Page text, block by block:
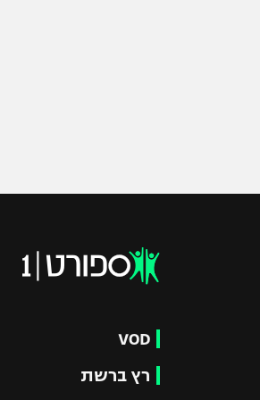
VOD
רץ ברשת